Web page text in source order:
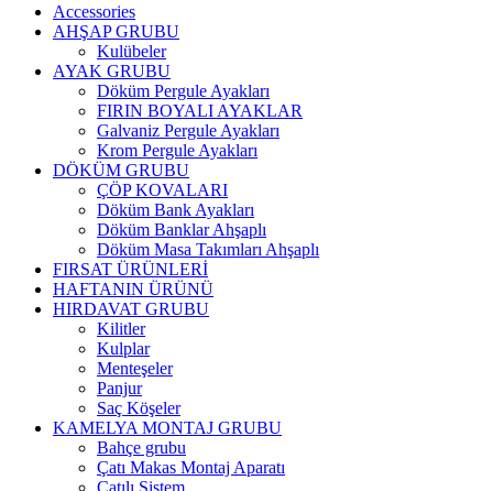
Accessories
AHŞAP GRUBU
Kulübeler
AYAK GRUBU
Döküm Pergule Ayakları
FIRIN BOYALI AYAKLAR
Galvaniz Pergule Ayakları
Krom Pergule Ayakları
DÖKÜM GRUBU
ÇÖP KOVALARI
Döküm Bank Ayakları
Döküm Banklar Ahşaplı
Döküm Masa Takımları Ahşaplı
FIRSAT ÜRÜNLERİ
HAFTANIN ÜRÜNÜ
HIRDAVAT GRUBU
Kilitler
Kulplar
Menteşeler
Panjur
Saç Köşeler
KAMELYA MONTAJ GRUBU
Bahçe grubu
Çatı Makas Montaj Aparatı
Çatılı Sistem